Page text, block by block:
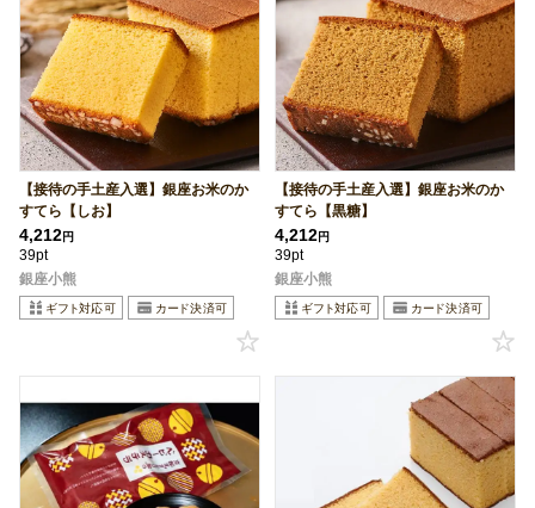
【接待の手土産入選】銀座お米のか
すてら【しお】
4,212円
39pt
銀座小熊
【接待の手土産入選】銀座お米のか
すてら【黒糖】
4,212円
39pt
銀座小熊